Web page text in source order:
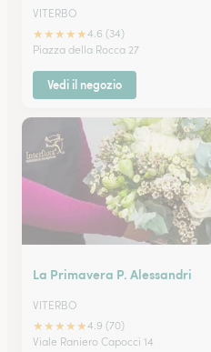
VITERBO
★★★★★4.6 (34)
Piazza della Rocca 27
Vedi il negozio
La Primavera P. Alessandri
VITERBO
★★★★★4.9 (70)
Viale Raniero Capocci 14